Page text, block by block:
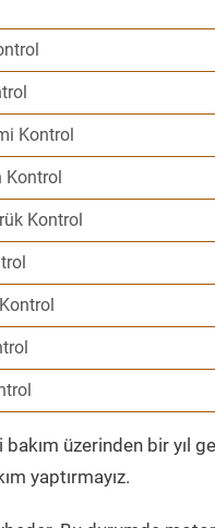
Kontrol
Kontrol
Kontrol
üzerinden bir yıl
yaptırmayız.